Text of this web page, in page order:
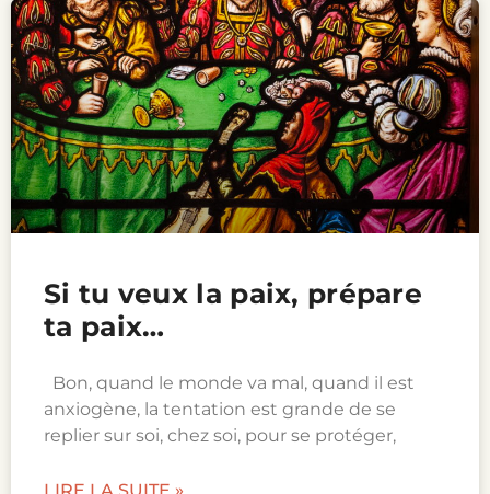
Si tu veux la paix, prépare
ta paix…
Bon, quand le monde va mal, quand il est
anxiogène, la tentation est grande de se
replier sur soi, chez soi, pour se protéger,